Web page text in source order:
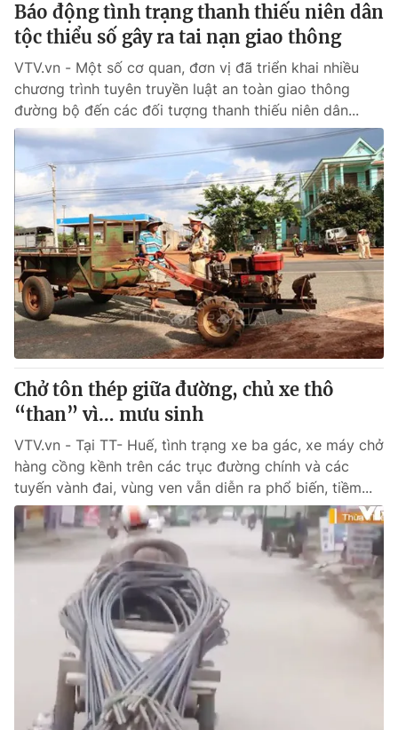
Phó Tổng Biên tập:Nguyễn Thị Mỹ Hạnh, Phạm Quốc Thắng,
Nguyễn Trọng Ninh
Tổng đài VTV:
024.38 355 931 - 024.38 355 932
Ðiện thoại Thời báo VTV:024.66 897 897
Email:toasoan@vtv.vn
Liên hệ quảng cáo:024-7300.7108
® Cấm sao chép dưới mọi hình thức nếu không có sự chấp
thuận bằng văn bản. Ghi rõ nguồn VTV.vn khi phát hành lại
thông tin từ website này.
Báo động tình trạng thanh thiếu niên dân
tộc thiểu số gây ra tai nạn giao thông
VTV.vn - Một số cơ quan, đơn vị đã triển khai nhiều
chương trình tuyên truyền luật an toàn giao thông
đường bộ đến các đối tượng thanh thiếu niên dân...
Chở tôn thép giữa đường, chủ xe thô
“than” vì… mưu sinh
VTV.vn - Tại TT- Huế, tình trạng xe ba gác, xe máy chở
hàng cồng kềnh trên các trục đường chính và các
tuyến vành đai, vùng ven vẫn diễn ra phổ biến, tiềm...